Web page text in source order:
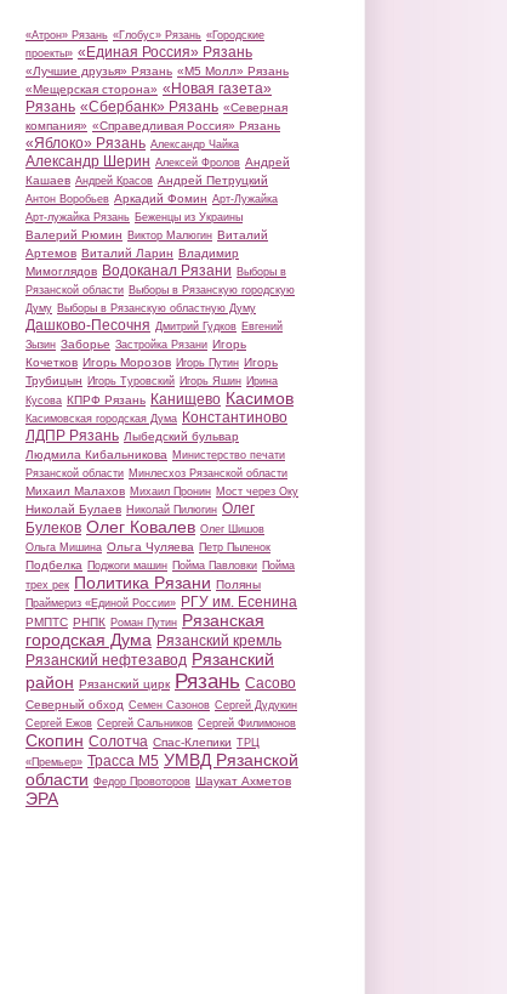
«Атрон» Рязань «Глобус» Рязань «Городские
проекты» «Единая Россия» Рязань
«Лучшие друзья» Рязань «М5 Молл» Рязань
«Мещерская сторона» «Новая газета»
Рязань «Сбербанк» Рязань «Северная
компания» «Справедливая Россия» Рязань
«Яблоко» Рязань Александр Чайка
Александр Шерин Алексей Фролов Андрей
Кашаев Андрей Красов Андрей Петруцкий
Антон Воробьев Аркадий Фомин Арт-Лужайка
Арт-лужайка Рязань Беженцы из Украины
Валерий Рюмин Виктор Малюгин Виталий
Артемов Виталий Ларин Владимир
Мимоглядов Водоканал Рязани Выборы в
Рязанской области Выборы в Рязанскую городскую
Думу Выборы в Рязанскую областную Думу
Дашково-Песочня Дмитрий Гудков Евгений
Зызин Заборье Застройка Рязани Игорь
Кочетков Игорь Морозов Игорь Путин Игорь
Трубицын Игорь Туровский Игорь Яшин Ирина
Кусова КПРФ Рязань Канищево Касимов
Касимовская городская Дума Константиново
ЛДПР Рязань Лыбедский бульвар
Людмила Кибальникова Министерство печати
Рязанской области Минлесхоз Рязанской области
Михаил Малахов Михаил Пронин Мост через Оку
Николай Булаев Николай Пилюгин Олег
Булеков Олег Ковалев Олег Шишов
Ольга Мишина Ольга Чуляева Петр Пыленок
Подбелка Поджоги машин Пойма Павловки Пойма
трех рек Политика Рязани Поляны
Праймериз «Единой России» РГУ им. Есенина
РМПТС РНПК Роман Путин Рязанская
городская Дума Рязанский кремль
Рязанский нефтезавод Рязанский
район Рязанский цирк Рязань Сасово
Северный обход Семен Сазонов Сергей Дудукин
Сергей Ежов Сергей Сальников Сергей Филимонов
Скопин Солотча Спас-Клепики ТРЦ
«Премьер» Трасса М5 УМВД Рязанской
области Федор Провоторов Шаукат Ахметов
ЭРА